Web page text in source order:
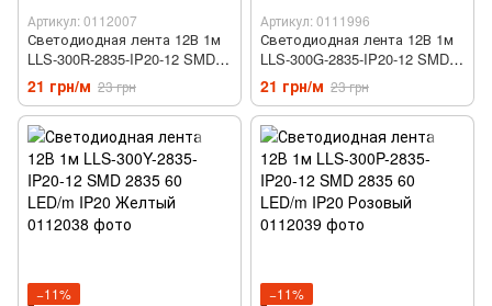
Артикул: 0112007
Светодиодная лента 12В 1м
LLS-300R-2835-IP20-12 SMD
2835 60 LED/m IP20 Красный
21 грн/м 23 грн
Артикул: 0111996
Светодиодная лента 12В 1м
LLS-300G-2835-IP20-12 SMD
2835 60 LED/m IP20 Зелёный
21 грн/м 23 грн
−11%
−11%